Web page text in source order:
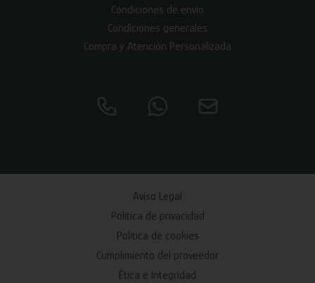
Condiciones de envío
Condiciones generales
Compra y Atención Personalizada
Aviso Legal
Política de privacidad
Política de cookies
Cumplimiento del proveedor
Ética e Integridad